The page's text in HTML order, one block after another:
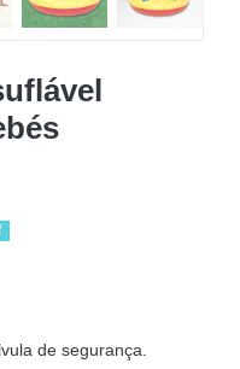
de segurança.